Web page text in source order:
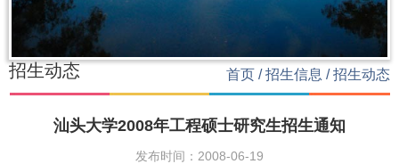
招生动态 首页 /招生信息 /招生动态
汕头大学2008年工程硕士研究生招生通知
发布时间：2008-06-19